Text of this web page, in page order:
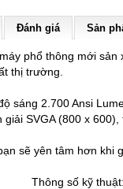
Đánh giá Sản
phổ thông mới
thị trường.
sáng 2.700 Ansi
SVGA (800 x 600),
sẽ yên tâm hơn khi
Thông số kỹ thuật: